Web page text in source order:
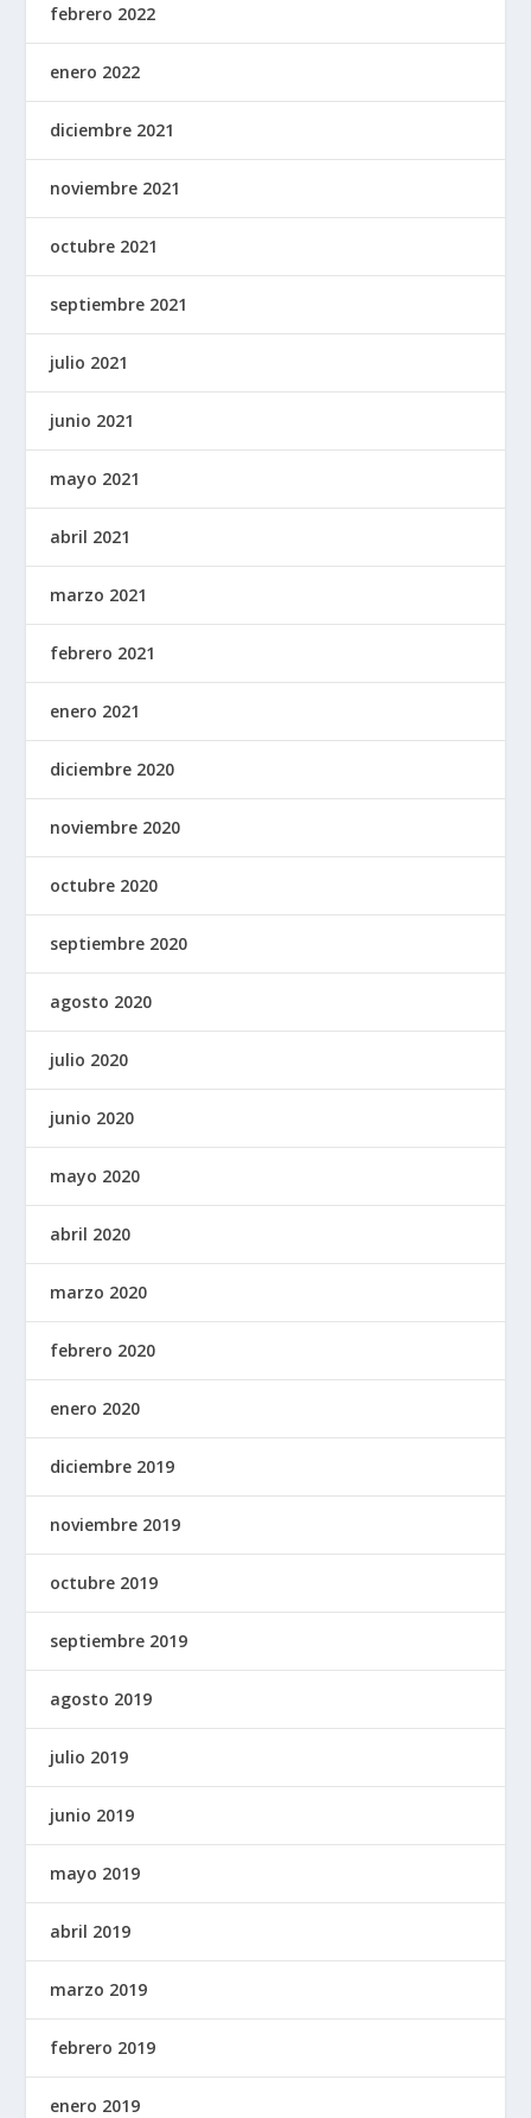
febrero 2022
enero 2022
diciembre 2021
noviembre 2021
octubre 2021
septiembre 2021
julio 2021
junio 2021
mayo 2021
abril 2021
marzo 2021
febrero 2021
enero 2021
diciembre 2020
noviembre 2020
octubre 2020
septiembre 2020
agosto 2020
julio 2020
junio 2020
mayo 2020
abril 2020
marzo 2020
febrero 2020
enero 2020
diciembre 2019
noviembre 2019
octubre 2019
septiembre 2019
agosto 2019
julio 2019
junio 2019
mayo 2019
abril 2019
marzo 2019
febrero 2019
enero 2019